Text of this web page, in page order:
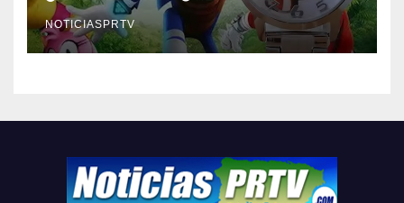
Relojes gratis para el que
compre ahora….
NOTICIASPRTV